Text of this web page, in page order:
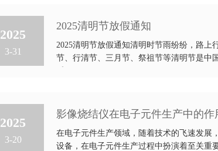
2025
3-31
2025清明节放假通知
2025清明节放假通知清明时节雨纷纷，路
节、行清节、三月节、祭祖节等清明节是中
2025
3-20
影像烧结仪在电子元件生产中的作
在电子元件生产领域，随着技术的飞速发展
设备，在电子元件生产过程中扮演着至关重